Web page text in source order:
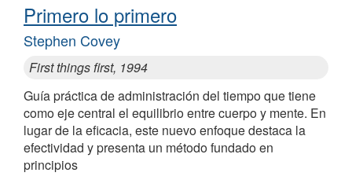
Primero lo primero
Stephen Covey
First things first, 1994
Guía práctica de administración del tiempo que tiene
como eje central el equilibrio entre cuerpo y mente. En
lugar de la eficacia, este nuevo enfoque destaca la
efectividad y presenta un método fundado en
principios